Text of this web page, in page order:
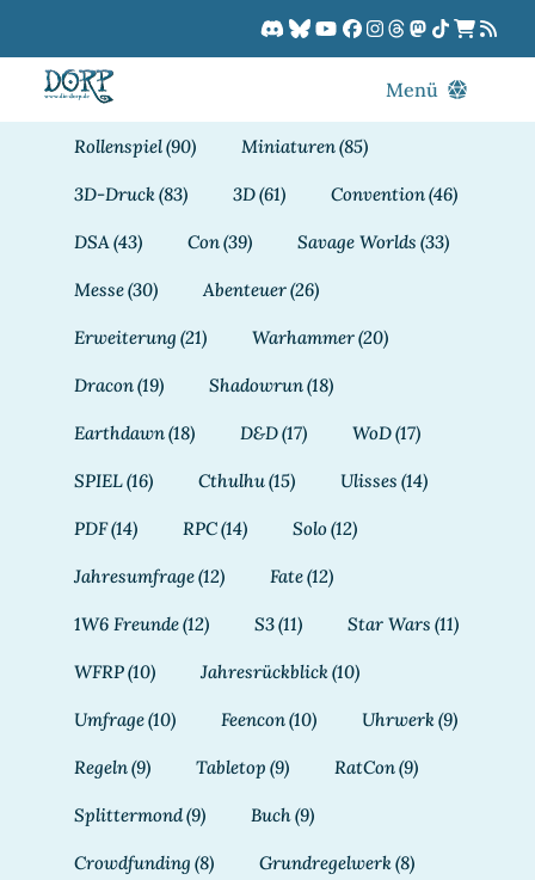
springen
Menü
Rollenspiel(90) Miniaturen(85)
3D-Druck(83) 3D(61) Convention(46)
DSA (43) Con(39) Savage Worlds (33)
Messe(30) Abenteuer(26)
Erweiterung (21) Warhammer(20)
Dracon(19) Shadowrun(18)
Earthdawn(18) D&D(17) WoD(17)
SPIEL(16) Cthulhu(15) Ulisses (14)
PDF(14) RPC(14) Solo(12)
Jahresumfrage(12) Fate(12)
1W6 Freunde(12) S3(11) Star Wars (11)
WFRP(10) Jahresrückblick(10)
Umfrage(10) Feencon(10) Uhrwerk(9)
Regeln(9) Tabletop (9) RatCon(9)
Splittermond(9) Buch(9)
Crowdfunding (8) Grundregelwerk(8)